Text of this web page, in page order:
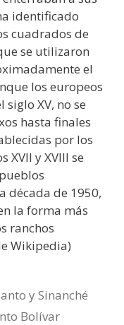
identificado
cuadrados de
se utilizaron
el
los europeos
XV, no se
hasta finales
por los
XVII y XVIII se
década de 1950,
la forma más
ranchos
Wikipedia)
y Sinanché
Bolívar